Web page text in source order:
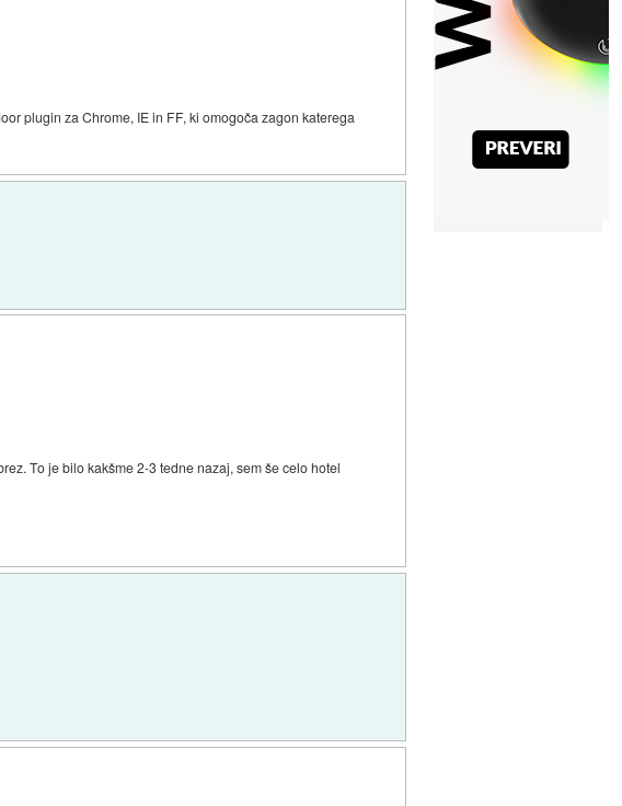
plugin za Chrome, IE in FF, ki omogoča zagon katerega
To je bilo kakšme 2-3 tedne nazaj, sem še celo hotel